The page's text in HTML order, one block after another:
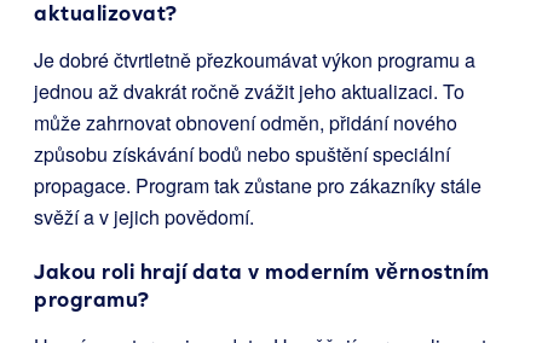
aktualizovat?
Je dobré čtvrtletně přezkoumávat výkon programu a
jednou až dvakrát ročně zvážit jeho aktualizaci. To
může zahrnovat obnovení odměn, přidání nového
způsobu získávání bodů nebo spuštění speciální
propagace. Program tak zůstane pro zákazníky stále
svěží a v jejich povědomí.
Jakou roli hrají data v moderním věrnostním
programu?